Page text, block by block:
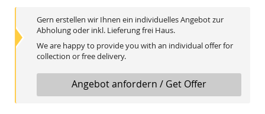
Gern erstellen wir Ihnen ein individuelles Angebot zur
Abholung oder inkl. Lieferung frei Haus.
We are happy to provide you with an individual offer for
collection or free delivery.
Angebot anfordern / Get Offer